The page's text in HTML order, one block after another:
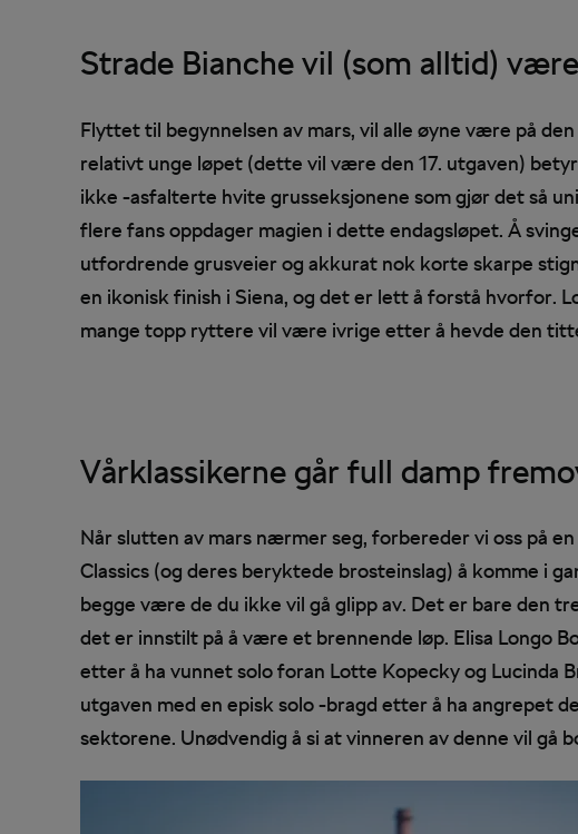
Strade Bianche vil (som alltid)
Flyttet til begynnelsen av mars, vil alle øyne være på
relativt unge løpet (dette vil være den 17. utgaven)
ikke -asfalterte hvite grusseksjonene som gjør det så
flere fans oppdager magien i dette endagsløpet. Å
utfordrende grusveier og akkurat nok korte skarpe
en ikonisk finish i Siena, og det er lett å forstå hvorfor.
mange topp ryttere vil være ivrige etter å hevde den
Vårklassikerne går full damp
Når slutten av mars nærmer seg, forbereder vi oss på
Classics (og deres beryktede brosteinslag) å komme i
begge være de du ikke vil gå glipp av. Det er bare den
det er innstilt på å være et brennende løp. Elisa Longo
etter å ha vunnet solo foran Lotte Kopecky og Lucinda
utgaven med en episk solo -bragd etter å ha angrepet
sektorene. Unødvendig å si at vinneren av denne vil